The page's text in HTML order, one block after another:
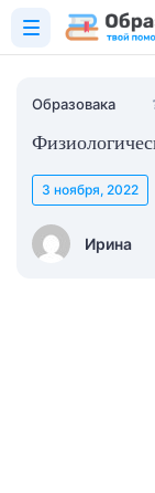
Образовака
Ирина
3 ноября, 2022